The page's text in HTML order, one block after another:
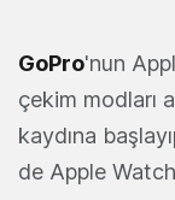
GoPro'nun
çekim modları
kaydına
de Apple